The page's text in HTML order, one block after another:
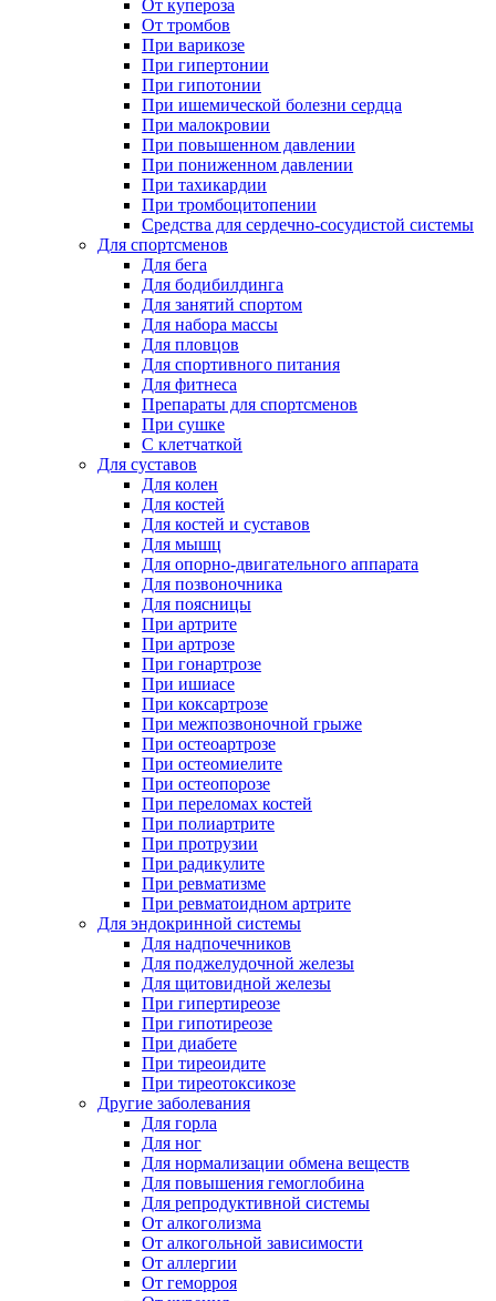
От купероза
От тромбов
При варикозе
При гипертонии
При гипотонии
При ишемической болезни сердца
При малокровии
При повышенном давлении
При пониженном давлении
При тахикардии
При тромбоцитопении
Средства для сердечно-сосудистой системы
Для спортсменов
Для бега
Для бодибилдинга
Для занятий спортом
Для набора массы
Для пловцов
Для спортивного питания
Для фитнеса
Препараты для спортсменов
При сушке
С клетчаткой
Для суставов
Для колен
Для костей
Для костей и суставов
Для мышц
Для опорно-двигательного аппарата
Для позвоночника
Для поясницы
При артрите
При артрозе
При гонартрозе
При ишиасе
При коксартрозе
При межпозвоночной грыже
При остеоартрозе
При остеомиелите
При остеопорозе
При переломах костей
При полиартрите
При протрузии
При радикулите
При ревматизме
При ревматоидном артрите
Для эндокринной системы
Для надпочечников
Для поджелудочной железы
Для щитовидной железы
При гипертиреозе
При гипотиреозе
При диабете
При тиреоидите
При тиреотоксикозе
Другие заболевания
Для горла
Для ног
Для нормализации обмена веществ
Для повышения гемоглобина
Для репродуктивной системы
От алкоголизма
От алкогольной зависимости
От аллергии
От геморроя